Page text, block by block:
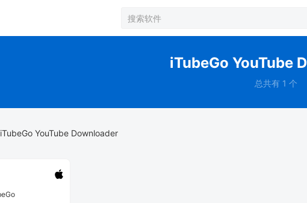
iTubeGo YouTube
总共有 1 个
iTubeGo YouTube Downloader